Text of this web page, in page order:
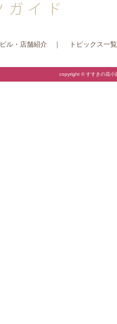
ビル・店舗紹介 ｜ トピックス一覧
copyright © すすきの花